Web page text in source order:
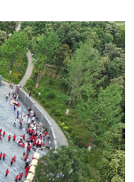
数字经济
溯源中国
会展
悦读